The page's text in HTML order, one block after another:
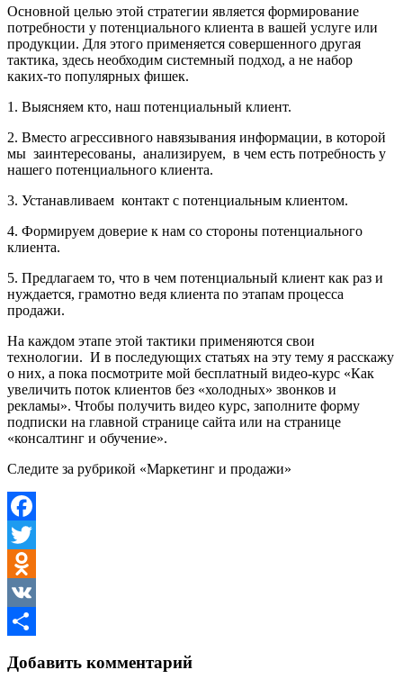
Основной целью этой стратегии является формирование
потребности у потенциального клиента в вашей услуге или
продукции. Для этого применяется совершенного другая
тактика, здесь необходим системный подход, а не набор
каких-то популярных фишек.
1. Выясняем кто, наш потенциальный клиент.
2. Вместо агрессивного навязывания информации, в которой
мы заинтересованы, анализируем, в чем есть потребность у
нашего потенциального клиента.
3. Устанавливаем контакт с потенциальным клиентом.
4. Формируем доверие к нам со стороны потенциального
клиента.
5. Предлагаем то, что в чем потенциальный клиент как раз и
нуждается, грамотно ведя клиента по этапам процесса
продажи.
На каждом этапе этой тактики применяются свои
технологии. И в последующих статьях на эту тему я расскажу
о них, а пока посмотрите мой бесплатный видео-курс «Как
увеличить поток клиентов без «холодных» звонков и
рекламы». Чтобы получить видео курс, заполните форму
подписки на главной странице сайта или на странице
«консалтинг и обучение».
Следите за рубрикой «Маркетинг и продажи»
Facebook
Twitter
Odnoklassniki
VK
Добавить комментарий